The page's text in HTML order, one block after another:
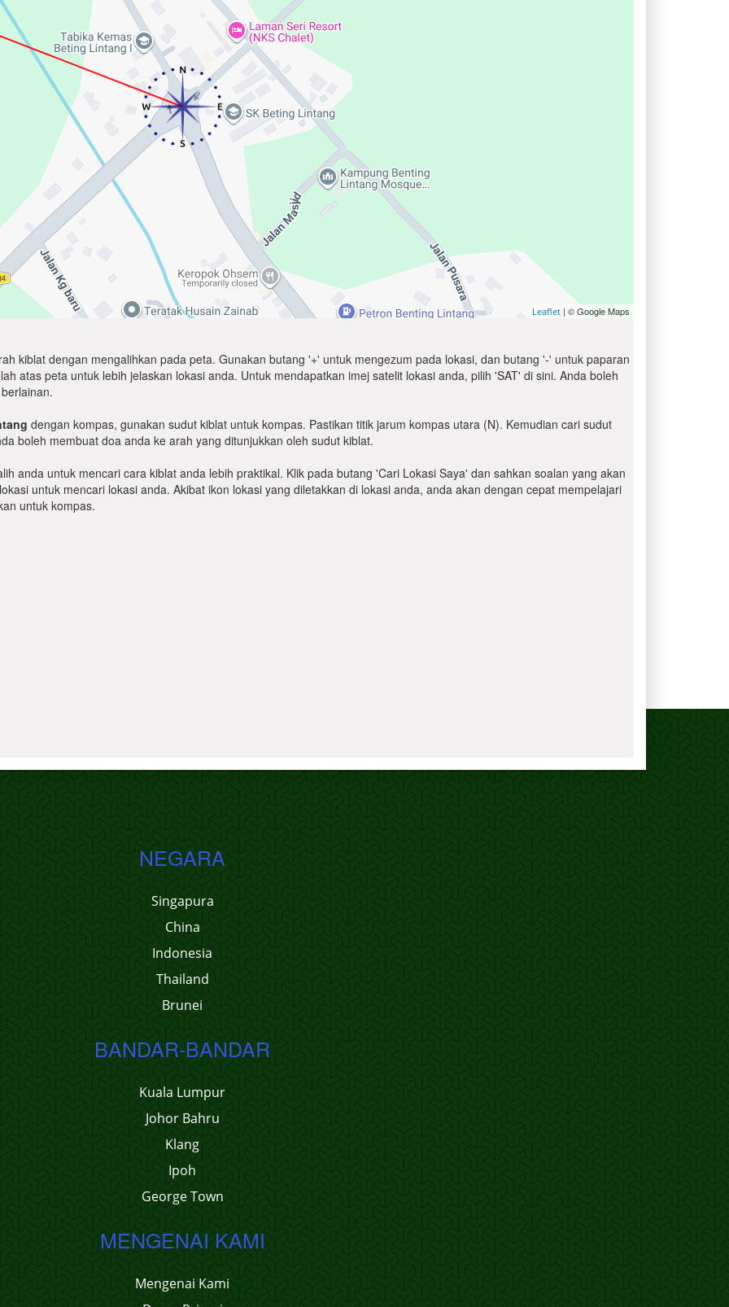
Leaflet | © Google Maps
kiblat dengan mengalihkan pada peta. Gunakan butang '+' untuk mengezum pada lokasi, dan butang '-' untuk paparan
atas peta untuk lebih jelaskan lokasi anda. Untuk mendapatkan imej satelit lokasi anda, pilih 'SAT' di sini. Anda boleh
dengan kompas, gunakan sudut kiblat untuk kompas. Pastikan titik jarum kompas utara (N). Kemudian cari sudut
boleh membuat doa anda ke arah yang ditunjukkan oleh sudut kiblat.
anda untuk mencari cara kiblat anda lebih praktikal. Klik pada butang 'Cari Lokasi Saya' dan sahkan soalan yang akan
untuk mencari lokasi anda. Akibat ikon lokasi yang diletakkan di lokasi anda, anda akan dengan cepat mempelajari
untuk kompas.
NEGARA
Singapura
China
Indonesia
Thailand
Brunei
BANDAR-BANDAR
Kuala Lumpur
Johor Bahru
Klang
Ipoh
George Town
MENGENAI KAMI
Mengenai Kami